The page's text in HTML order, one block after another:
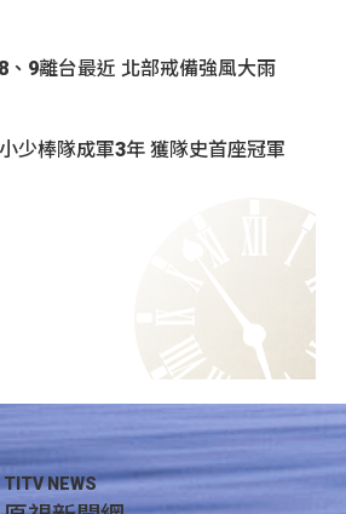
、9離台最近 北部戒備強風大雨
少棒隊成軍3年 獲隊史首座冠軍
TITV NEWS